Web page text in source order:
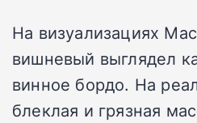
На визуализациях
вишневый выглядел
винное бордо. На
блеклая и грязная